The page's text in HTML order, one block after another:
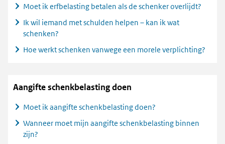
Moet ik erfbelasting betalen als de schenker overlijdt?
Ik wil iemand met schulden helpen – kan ik wat
schenken?
Hoe werkt schenken vanwege een morele verplichting?
Aangifte schenkbelasting doen
Moet ik aangifte schenkbelasting doen?
Wanneer moet mijn aangifte schenkbelasting binnen
zijn?